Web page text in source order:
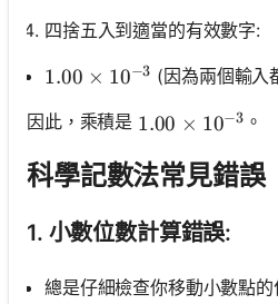
四捨五入到適當的有效數字:
1.00 \times 10^{-3}
1.00 × 10−3 (因為兩個輸入
因此，乘積是 1.00 \times
1.00 × 10−3 。
科學記數法常見錯誤
1. 小數位數計算錯誤:
總是仔細檢查你移動小數點的